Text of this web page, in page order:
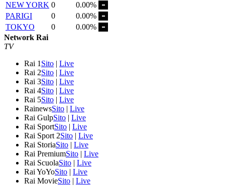
NEW YORK 0
0.00%
PARIGI
0
0.00%
TOKYO
0
0.00%
Network Rai
TV
Rai 1 Sito | Live
Rai 2Sito | Live
Rai 3Sito | Live
Rai 4Sito | Live
Rai 5Sito | Live
RainewsSito | Live
Rai GulpSito | Live
Rai SportSito | Live
Rai Sport 2Sito | Live
Rai StoriaSito | Live
Rai PremiumSito | Live
Rai ScuolaSito | Live
Rai YoYoSito | Live
Rai MovieSito | Live